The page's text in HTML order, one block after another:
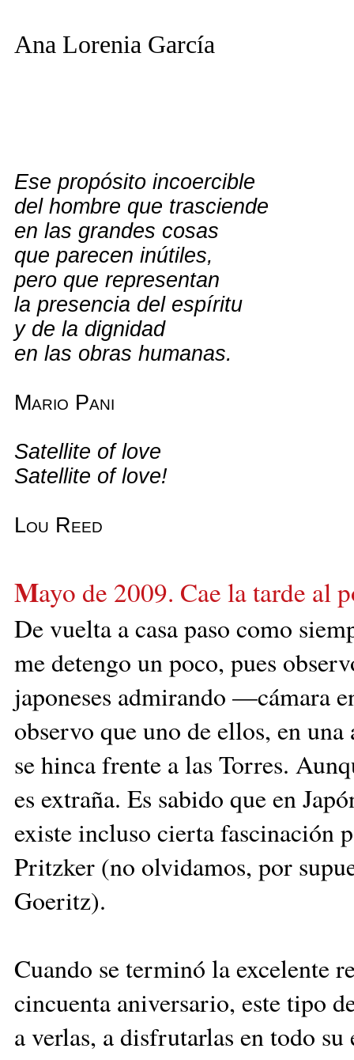
Ana Lorenia García
Ese propósito incoercible
del hombre que trasciende
en las grandes cosas
que parecen inútiles,
pero que representan
la presencia del espíritu
y de la dignidad
en las obras humanas.
Mario Pani
Satellite of love
Satellite of love!
Lou Reed
Mayo de 2009. Cae la tarde al
De vuelta a casa paso como
me detengo un poco, pues
japoneses admirando —cámara
observo que uno de ellos, en
se hinca frente a las Torres.
es extraña. Es sabido que en
existe incluso cierta fascinación
Pritzker (no olvidamos, por
Goeritz).
Cuando se terminó la excelente
cincuenta aniversario, este tipo
a verlas, a disfrutarlas en todo